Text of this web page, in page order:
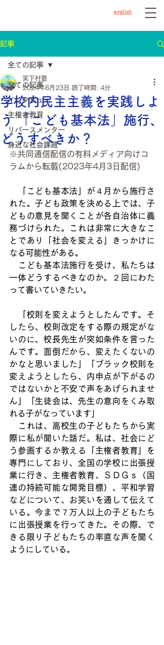
english
記事
全ての記事
インタビュー
主権者教育
リバースメンター
身近な社会課題
全ての記事
学校内民主主義を実践しよ
う 「こども基本法」施行、
どうすべきか？
笑下村塾
2024年6月23日 読了時間: 4分
※共同通信配信の有料メディア向けコ
ラムから転載(2023年4月3日配信)
「こども基本法」が４月から施行さ
れた。子ども政策を決める上では、子
どもの意見を聞くことが各自治体に義
務づけられた。これは非常に大きなこ
とであり「社会を変える」きっかけに
なる可能性がある。
こども基本法施行を受け、私たちは
一体どうするべきなのか。２回にわた
って書いていきたい。
「校則を変えようとしたんです。そ
したら、校則改定をする際の規定がな
いのに、校長先生が突如条件を言った
んです。面倒だから、変えたくないの
かなと思いました」「ブラック校則を
変えようとしたら、内申点が下がるの
ではないかと不安で声をあげられませ
ん」「生徒会は、先生の意向をくみ取
れる子がなっています」
これは、高校生の子どもたちから実
際に私が聞いた話だ。私は、社会にど
う参画するか教える「主権者教育」を
専門にしており、全国の学校に出張授
業に行き、主権者教育、ＳＤＧｓ（国
連の持続可能な開発目標）、平和学習
などについて、お笑いを通して伝えて
いる。今まで７万人以上の子どもたち
に出張授業を行ってきた。その際、で
きる限り子どもたちの率直な声を聞く
ようにしている。